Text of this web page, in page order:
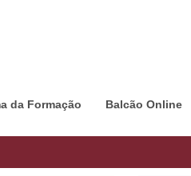
da Formação Balcão Online